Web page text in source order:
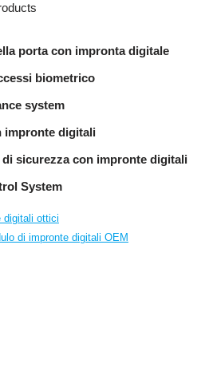
porta con impronta digitale
biometrico
system
impronte digitali
sicurezza con impronte digitali
System
digitali ottici
di impronte digitali OEM